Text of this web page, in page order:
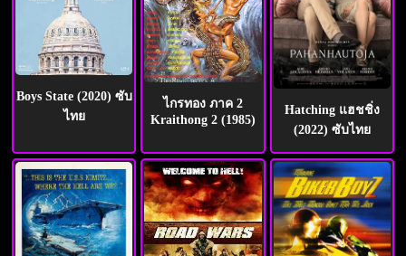
Boys State (2020) ซับ
ไทย
ไกรทอง ภาค 2
Kraithong 2 (1985)
Hatching แฮชชิ่ง
(2022) ซับไทย